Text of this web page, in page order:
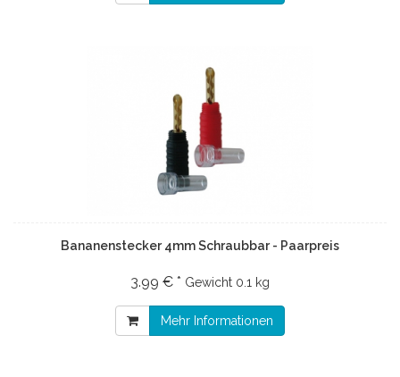
Bananenstecker 4mm Schraubbar - Paarpreis
3.99 € * Gewicht 0.1 kg
Mehr Informationen